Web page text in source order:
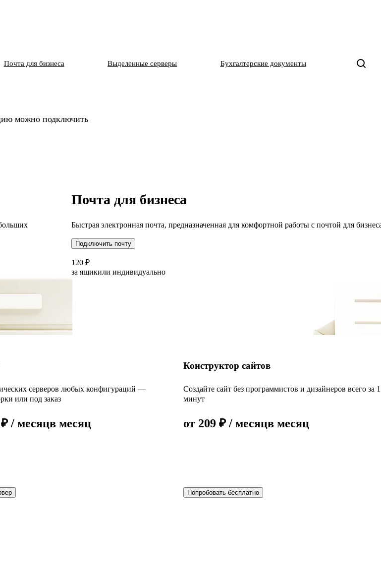
Почта для бизнеса Выделенные серверы Бухгалтерские документы
можно подключить
Почта для бизнеса
Быстрая электронная почта, предназначенная для комфортной работы с почтой для
Подключить почту
120 ₽
за ящикили индивидуально
серверов любых конфигураций —
или под заказ
/ месяцв месяц
Конструктор сайтов
Создайте сайт без программистов и дизайнеров всего за
минут
от 209 ₽ / месяцв месяц
Попробовать бесплатно